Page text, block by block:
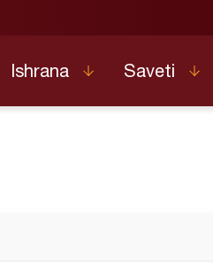
Ishrana Saveti